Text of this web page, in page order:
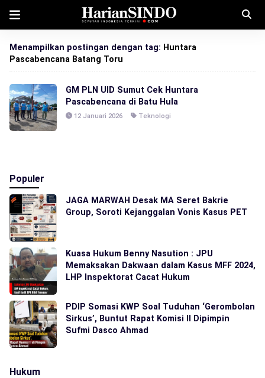
Menampilkan postingan dengan tag: Huntara
Pascabencana Batang Toru
GM PLN UID Sumut Cek Huntara
Pascabencana di Batu Hula
12 Januari 2026 Teknologi
Populer
JAGA MARWAH Desak MA Seret Bakrie
Group, Soroti Kejanggalan Vonis Kasus PET
Kuasa Hukum Benny Nasution : JPU
Memaksakan Dakwaan dalam Kasus MFF 2024,
LHP Inspektorat Cacat Hukum
PDIP Somasi KWP Soal Tuduhan ‘Gerombolan
Sirkus’, Buntut Rapat Komisi II Dipimpin
Sufmi Dasco Ahmad
Hukum